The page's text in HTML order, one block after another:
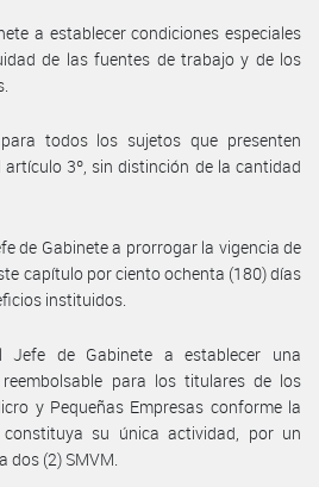
a establecer condiciones especiales
de las fuentes de trabajo y de los
todos los sujetos que presenten
3º, sin distinción de la cantidad
de Gabinete a prorrogar la vigencia de
capítulo por ciento ochenta (180) días
instituidos.
Jefe de Gabinete a establecer una
para los titulares de los
y Pequeñas Empresas conforme la
su única actividad, por un
dos (2) SMVM.